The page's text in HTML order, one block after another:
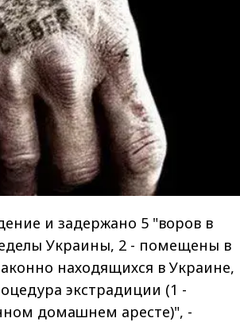
и задержано 5 "воров в
Украины, 2 - помещены в
находящихся в Украине,
экстрадиции (1 -
домашнем аресте)", -